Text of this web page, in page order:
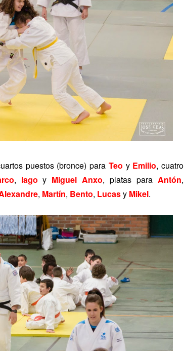
puestos (bronce) para Teo y Emilio, cuatro
, Iago y Miguel Anxo, platas paraAntón,
, Martín, Bento, Lucasy Mikel.